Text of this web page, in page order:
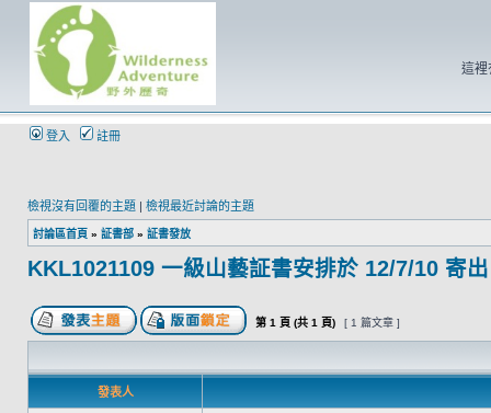
這裡
登入 註冊
檢視沒有回覆的主題 | 檢視最近討論的主題
討論區首頁 » 証書部 » 証書發放
KKL1021109 一級山藝証書安排於 12/7/10 寄出
第 1 頁 (共 1 頁) [ 1 篇文章 ]
發表人